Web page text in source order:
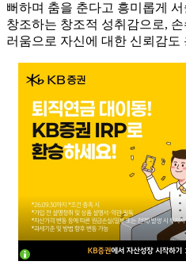
뻐하며 춤을 춘다고 흥미롭게
창조하는 창조적 성취감으로,
러움으로 자신에 대한 신뢰감도